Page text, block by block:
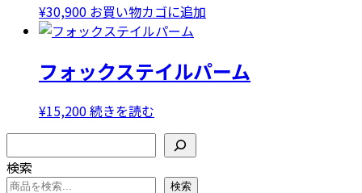
¥30,900 お買い物カゴに追加
フォックステイルパーム
¥15,200続きを読む
検索
検索